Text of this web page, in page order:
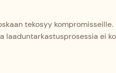
tekosyy kompromisseille.
laaduntarkastusprosessia ei